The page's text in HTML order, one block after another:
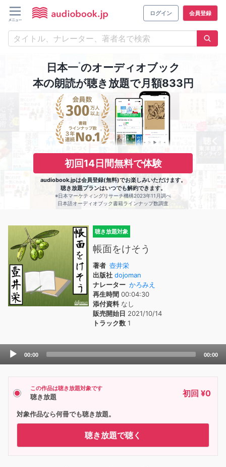
ログイン 会員登録
日本一※のオーディオブック
本の朗読が聴き放題で月額833円
初回14日間無料で体験
audiobook.jpは会員登録(無料)でお楽しみいただけます。
聴き放題プランはいつでも解約できます。
※日本マーケティングリサーチ機構2023年11月調べ
日本語オーディオブック書籍ラインナップ数調査
聴き放題対象
帳面をけそう
著者 壺井栄
出版社 dojoman
ナレーター かろみえ
再生時間 00:04:30
添付資料なし
販売開始日 2021/10/14
トラック数 1
Audio
00:00 00:00
この作品は聴き放題対象です
聴き放題 初回 ¥0
対象作品なら何冊でも聴き放題。
聴き放題で聴く